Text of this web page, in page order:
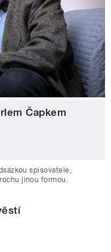
Čapkem
spisovatele,
jinou formou.